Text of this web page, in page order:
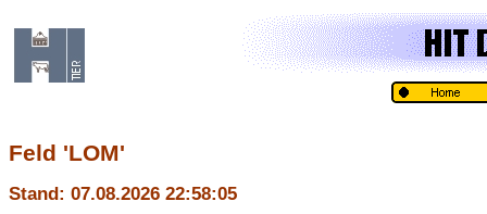
Feld 'LOM'
Stand: 07.08.2026 22:58:05